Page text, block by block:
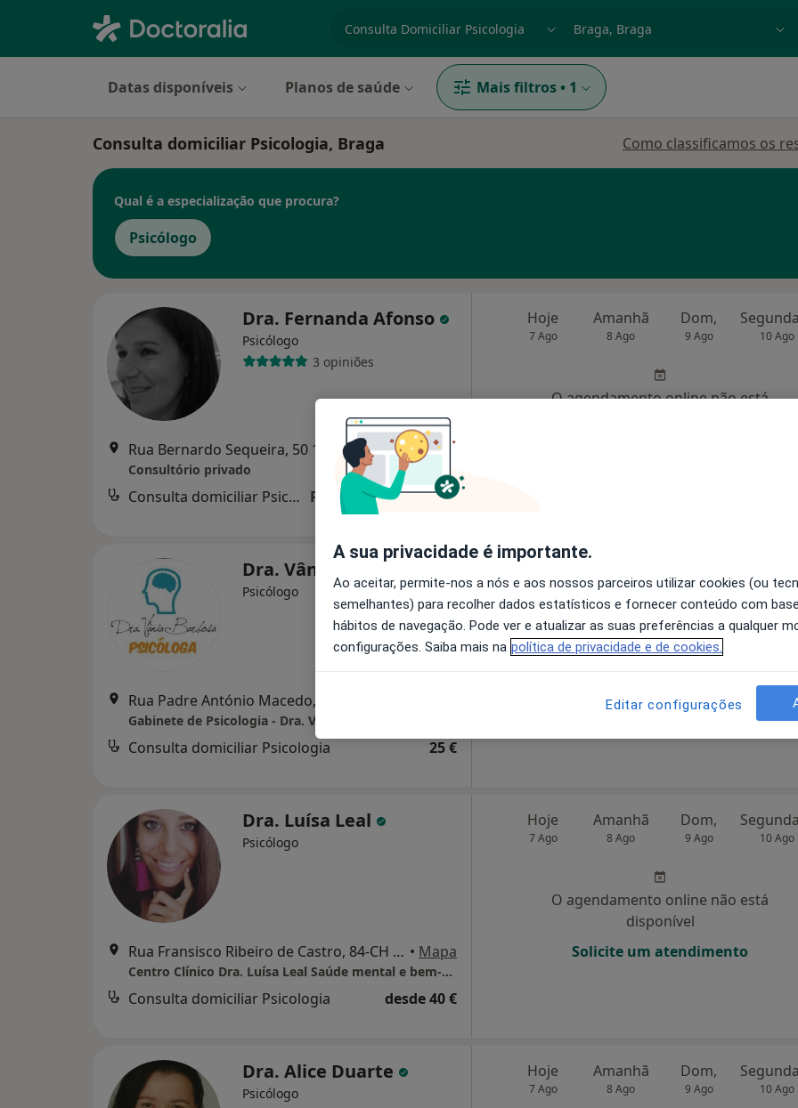
Datas disponíveis Planos de saúde Mais filtros • 1
Consulta domiciliar Psicologia, Braga Como classificamos os
Qual é a especialização que procura?
Psicólogo
Dra. Fernanda Afonso
Psicólogo
3 opiniões
Rua Bernardo Sequeira, 50 1º Andar, sala O Santa Tecla 4710-358 Braga , Braga • Mapa
Consultório privado
Consulta domiciliar Psicologia Preço não disponível
Hoje
7 Ago
Amanhã
8 Ago
Dom,
9 Ago 10 Ago
O agendamento online não está
Dra. Vânia Barbosa
Psicólogo
Gabinete de Psicologia - Dra. Vânia Barbosa
Consulta domiciliar Psicologia 25 €
7 Ago 8 Ago 9 Ago 10 Ago
O agendamento online não está
Solicite um atendimento
Dra. Luísa Leal
Psicólogo
Rua Fransisco Ribeiro de Castro, 84-CH Guimarães, Guimarães • Mapa
Centro Clínico Dra. Luísa Leal Saúde mental e bem-estar
Consulta domiciliar Psicologia desde 40 €
Hoje
7 Ago
Amanhã
8 Ago
Dom,
9 Ago 10 Ago
O agendamento online não está
disponível
Solicite um atendimento
Dra. Alice Duarte
Psicólogo
Hoje
7 Ago
Amanhã
8 Ago
Dom,
9 Ago 10 Ago
A sua privacidade é importante.
Ao aceitar, permite-nos a nós e aos nossos parceiros utilizar cookies (ou
semelhantes) para recolher dados estatísticos e fornecer conteúdo com
hábitos de navegação. Pode ver e atualizar as suas preferências a qualquer
configurações. Saiba mais na política de privacidade e de cookies.
Editar configurações